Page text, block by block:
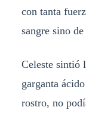
con tanta
sangre sino
Celeste sintió
garganta
rostro, no